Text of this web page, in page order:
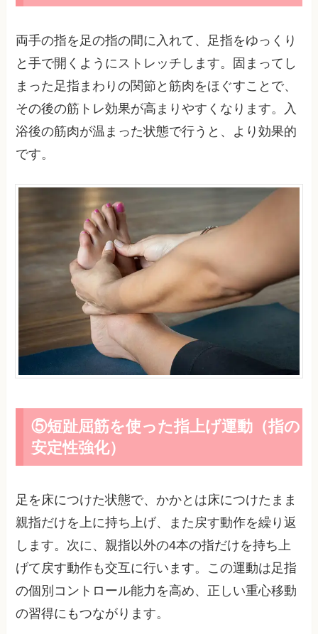
両手の指を足の指の間に入れて、足指をゆっくり
と手で開くようにストレッチします。固まってし
まった足指まわりの関節と筋肉をほぐすことで、
その後の筋トレ効果が高まりやすくなります。入
浴後の筋肉が温まった状態で行うと、より効果的
です。
⑤短趾屈筋を使った指上げ運動（指の
安定性強化）
足を床につけた状態で、かかとは床につけたまま
親指だけを上に持ち上げ、また戻す動作を繰り返
します。次に、親指以外の4本の指だけを持ち上
げて戻す動作も交互に行います。この運動は足指
の個別コントロール能力を高め、正しい重心移動
の習得にもつながります。